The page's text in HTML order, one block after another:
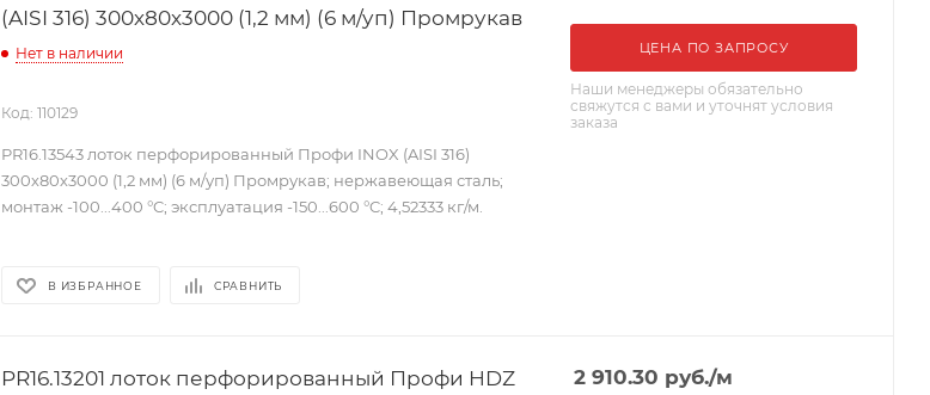
(AISI 316) 300х80х3000 (1,2 мм) (6 м/уп) Промрукав
Нет в наличии
Код: 110129
PR16.13543 лоток перфорированный Профи INOX (AISI 316)
300х80х3000 (1,2 мм) (6 м/уп) Промрукав; нержавеющая сталь;
монтаж -100...400 °C; эксплуатация -150...600 °C; 4,52333 кг/м.
В ИЗБРАННОЕ СРАВНИТЬ
ЦЕНА ПО ЗАПРОСУ
Наши менеджеры обязательно
свяжутся с вами и уточнят условия
заказа
PR16.13201 лоток перфорированный Профи HDZ
2 910.30 руб./м